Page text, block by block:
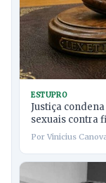
ESTUPRO
Justiça
sexuais contra
Por Vinicius